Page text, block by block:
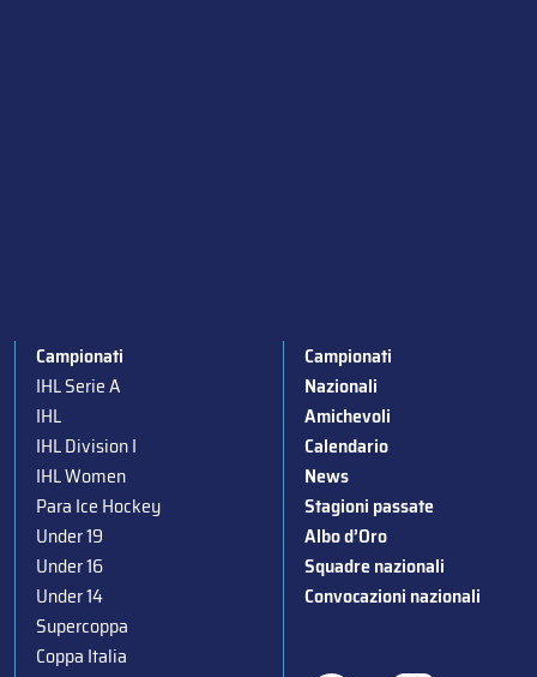
Campionati
IHL Serie A
IHL
IHL Division I
IHL Women
Para Ice Hockey
Under 19
Under 16
Under 14
Supercoppa
Coppa Italia
Campionati
Nazionali
Amichevoli
Calendario
News
Stagioni passate
Albo d’Oro
Squadre nazionali
Convocazioni nazionali